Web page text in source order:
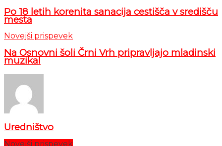
Po 18 letih korenita sanacija cestišča v središču
mesta
Novejši prispevek
Na Osnovni šoli Črni Vrh pripravljajo mladinski
muzikal
Uredništvo
Novejši prispevek